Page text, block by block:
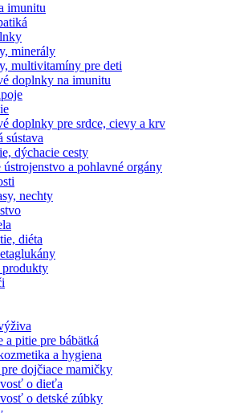
imunitu
minerály
multivitamíny pre deti
doplnky na imunitu
doplnky pre srdce, cievy a krv
sústava
dýchacie cesty
a pohlavné orgány
nechty
diéta
a pitie pre bábätká
a hygiena
dojčiace mamičky
o dieťa
o detské zúbky